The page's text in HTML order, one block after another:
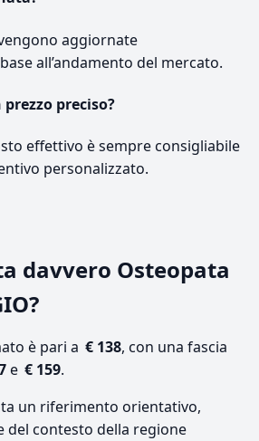
aggiornate
all’andamento del mercato.
preciso?
effettivo è sempre consigliabile
personalizzato.
davvero Osteopata
è pari a € 138, con una fascia
e € 159.
un riferimento orientativo,
del contesto della regione